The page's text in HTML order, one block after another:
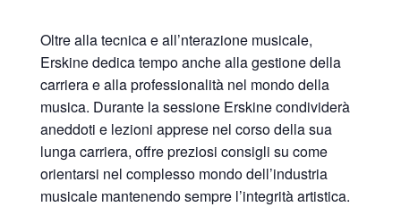
Oltre alla tecnica e all’nterazione musicale,
Erskine dedica tempo anche alla gestione della
carriera e alla professionalità nel mondo della
musica. Durante la sessione Erskine condividerà
aneddoti e lezioni apprese nel corso della sua
lunga carriera, offre preziosi consigli su come
orientarsi nel complesso mondo dell’industria
musicale mantenendo sempre l’integrità artistica.